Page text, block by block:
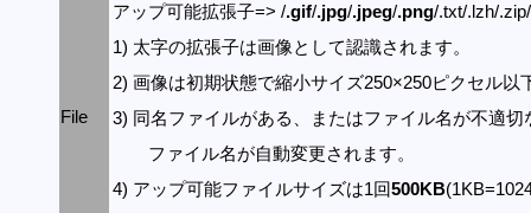
File
アップ可能拡張子=> /.gif/.jpg/.jpeg/.png/.txt/.lzh/
1) 太字の拡張子は画像として認識されます。
2) 画像は初期状態で縮小サイズ250×250ピクセル以
3) 同名ファイルがある、またはファイル名が不適切
ファイル名が自動変更されます。
4) アップ可能ファイルサイズは1回500KB